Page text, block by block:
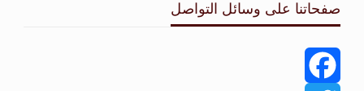
صفحاتنا على وسائل التواصل